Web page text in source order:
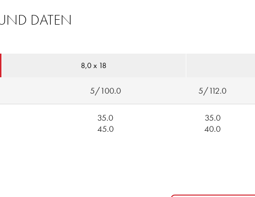
DATEN
8,0 x 18
5/100.0 5/112.0
35.0
45.0
35.0
40.0